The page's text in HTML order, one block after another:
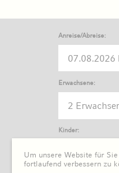
Um unsere Website für
fortlaufend verbessern zu
Anreise/Abreise:
Erwachsene:
2
Kinder:
0 Kind